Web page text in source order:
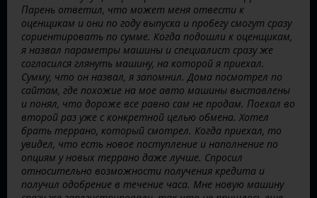
Парень ответил, что может меня отвести к
оценщикам и они по году выпуска и пробегу смогут сразу
сориентировать по сумме. Когда подошли к оценщикам,
я назвал параметры машины и специалист сразу же
согласился глянуть машину, на которой я приехал.
Сумму, что он назвал, я запомнил. Дома посмотрел по
сайтам, где похожие на мое авто машины выставлены
и понял, что дороже все равно сам не продам. Поехал во
второй раз уже с конкретной целью обмена. Хотел
брать террано, который смотрел. Когда приехал, то
увидел, что есть новое поступление и наполнение по
опциям у новых террано даже лучше. Спросил
относительно возможности получения кредита и
получил одобрение в течение часа. Мне новую машину